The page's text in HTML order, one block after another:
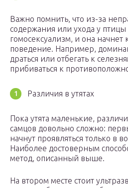
Важно помнить, что из-за
содержания или ухода у птицы
гомосексуализм, и она начнет
поведение. Например,
драться или отбегать к
прибиваться к
Различия в утятах
Пока утята маленькие,
самцов довольно сложно:
начнут проявляться только в
Наиболее достоверным
метод, описанный выше.
На втором месте стоит